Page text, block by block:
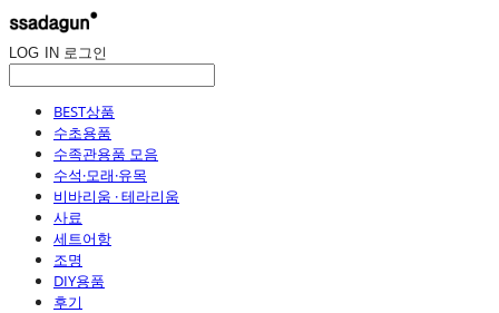
LOG IN 로그인
BEST상품
수초용품
수족관용품 모음
수석·모래·유목
비바리움 · 테라리움
사료
세트어항
조명
DIY용품
후기